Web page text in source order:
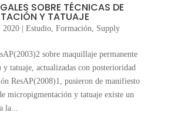
SOBRE TÉCNICAS DE
Y TATUAJE
2020| Estudio, Formación, Supply
sobre maquillaje permanente
tatuaje, actualizadas con posterioridad
ResAP(2008)1, pusieron de manifiesto
micropigmentación y tatuaje existe un
la...